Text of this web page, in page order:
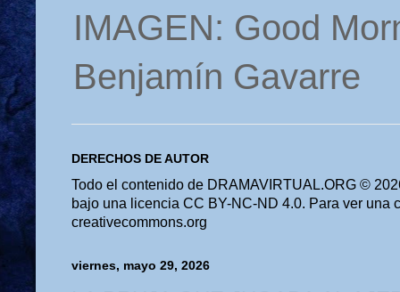
IMAGEN: Good
Benjamín Gavarre
DERECHOS DE AUTOR
Todo el contenido de DRAMAVIRTUAL.ORG ©
bajo una licencia CC BY-NC-ND 4.0. Para ver una
creativecommons.org
viernes, mayo 29, 2026